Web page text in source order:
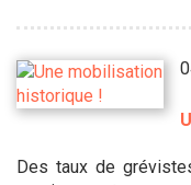
Des taux de